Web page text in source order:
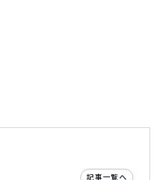
記事一覧へ